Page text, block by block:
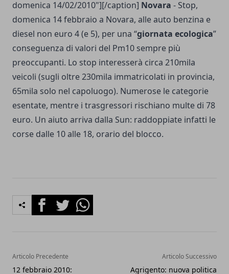
domenica 14/02/2010"][/caption] Novara - Stop,
domenica 14 febbraio a Novara, alle auto benzina e
diesel non euro 4 (e 5), per una “giornata ecologica”
conseguenza di valori del Pm10 sempre più
preoccupanti. Lo stop interesserà circa 210mila
veicoli (sugli oltre 230mila immatricolati in provincia,
65mila solo nel capoluogo). Numerose le categorie
esentate, mentre i trasgressori rischiano multe di 78
euro. Un aiuto arriva dalla Sun: raddoppiate infatti le
corse dalle 10 alle 18, orario del blocco.
FacebookTwitterWhatsapp
Articolo Precedente
12 febbraio 2010:
Articolo Successivo
Agrigento: nuova politica